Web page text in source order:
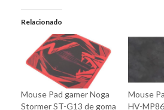
Relacionado
Mouse Pad gamer Noga
Stormer ST-G13 de goma
Mouse
HV-